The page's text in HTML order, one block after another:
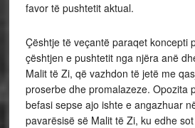
favor të pushtetit aktual.
Çështje të veçantë paraqet koncepti
çështjen e pushtetit nga njëra anë
Malit të Zi, që vazhdon të jetë me
proserbe dhe promalazeze. Opozita
befasi sepse ajo ishte e angazhuar
pavarësisë së Malit të Zi, ku edhe